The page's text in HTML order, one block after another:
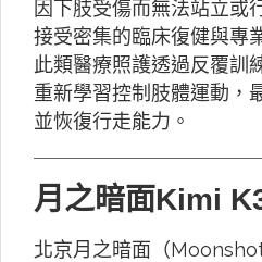
因下肢受傷而無法站立或
接受密集的臨床復健與專
此類醫療照護透過反覆訓
重新學習控制肢體運動，
並恢復行走能力。
月之暗面Kimi
北京月之暗面（